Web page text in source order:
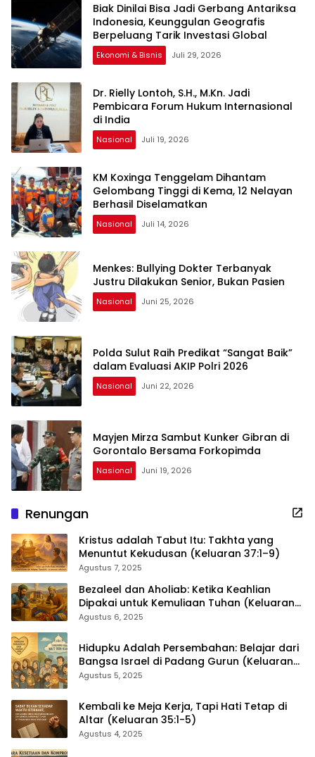
Biak Dinilai Bisa Jadi Gerbang Antariksa
Indonesia, Keunggulan Geografis
Berpeluang Tarik Investasi Global
Ekonomi & Bisnis Juli 29, 2026
Dr. Rielly Lontoh, S.H., M.Kn. Jadi
Pembicara Forum Hukum Internasional
di India
Nasional Juli 19, 2026
KM Koxinga Tenggelam Dihantam
Gelombang Tinggi di Kema, 12 Nelayan
Berhasil Diselamatkan
Nasional Juli 14, 2026
Menkes: Bullying Dokter Terbanyak
Justru Dilakukan Senior, Bukan Pasien
Nasional Juni 25, 2026
Polda Sulut Raih Predikat “Sangat Baik”
dalam Evaluasi AKIP Polri 2026
Nasional Juni 22, 2026
Mayjen Mirza Sambut Kunker Gibran di
Gorontalo Bersama Forkopimda
Nasional Juni 19, 2026
Renungan
Kristus adalah Tabut Itu: Takhta yang
Menuntut Kekudusan (Keluaran 37:1–9)
Agustus 7, 2025
Bezaleel dan Aholiab: Ketika Keahlian
Dipakai untuk Kemuliaan Tuhan (Keluaran
36:1–7)
Agustus 6, 2025
Hidupku Adalah Persembahan: Belajar dari
Bangsa Israel di Padang Gurun (Keluaran
35:4–29)
Agustus 5, 2025
Kembali ke Meja Kerja, Tapi Hati Tetap di
Altar (Keluaran 35:1-5)
Agustus 4, 2025